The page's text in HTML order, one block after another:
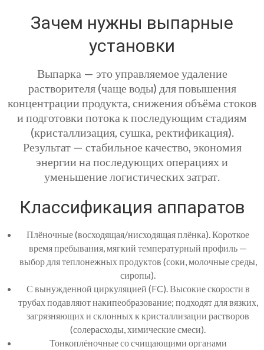
Зачем нужны выпарные
установки
Выпарка — это управляемое удаление
растворителя (чаще воды) для повышения
концентрации продукта, снижения объёма стоков
и подготовки потока к последующим стадиям
(кристаллизация, сушка, ректификация).
Результат — стабильное качество, экономия
энергии на последующих операциях и
уменьшение логистических затрат.
Классификация аппаратов
Плёночные (восходящая/нисходящая плёнка). Короткое
время пребывания, мягкий температурный профиль —
выбор для теплонежных продуктов (соки, молочные среды,
сиропы).
С вынужденной циркуляцией (FC). Высокие скорости в
трубах подавляют накипеобразование; подходят для вязких,
загрязняющих и склонных к кристаллизации растворов
(солерасходы, химические смеси).
Тонкоплёночные со счищающими органами